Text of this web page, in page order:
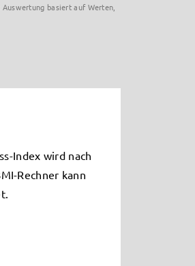
basiert auf Werten,
Index wird nach
Rechner kann